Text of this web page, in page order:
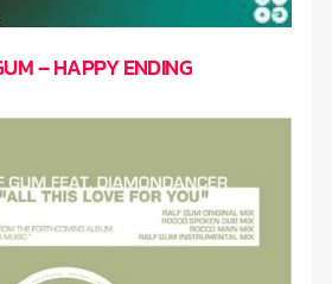
– HAPPY ENDING